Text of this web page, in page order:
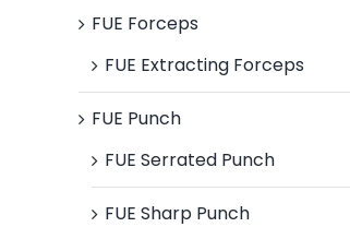
FUE Forceps
FUE Extracting Forceps
FUE Punch
FUE Serrated Punch
FUE Sharp Punch